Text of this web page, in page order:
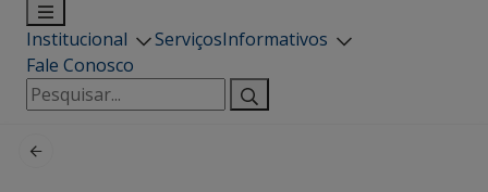
Institucional ServiçosInformativos
Fale Conosco
Pesquisar
por: